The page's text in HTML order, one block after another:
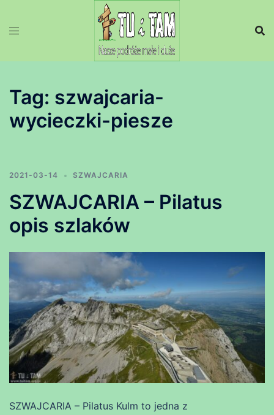
Tag: szwajcaria-
wycieczki-piesze
2021-03-14 SZWAJCARIA
SZWAJCARIA – Pilatus
opis szlaków
SZWAJCARIA – Pilatus Kulm to jedna z